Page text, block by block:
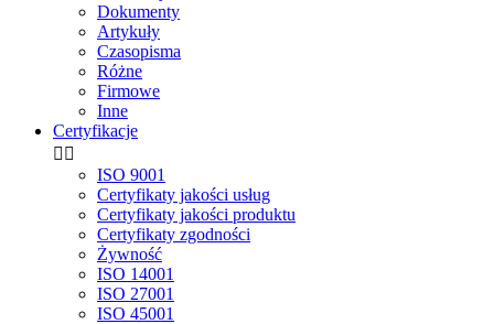
Dokumenty
Artykuły
Czasopisma
Różne
Firmowe
Inne
Certyfikacje
 
ISO 9001
Certyfikaty jakości usług
Certyfikaty jakości produktu
Certyfikaty zgodności
Żywność
ISO 14001
ISO 27001
ISO 45001